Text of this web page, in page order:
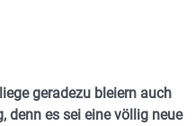
geradezu bleiern auch
denn es sei eine völlig neue